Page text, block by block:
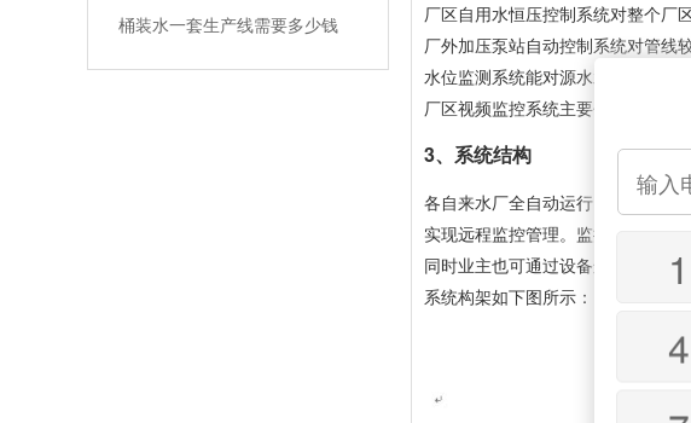
桶装水一套生产线需要多少钱
厂区自用水恒压控制系统对整个厂
厂外加压泵站自动控制系统对管线
水位监测系统能对源水水位、清水
厂区视频监控系统主要包括生产过
3、系统结构
各自来水厂全自动运行，对现场设
实现远程监控管理。监控中心也可
同时业主也可通过设备运行监管平
系统构架如下图所示：
1
4